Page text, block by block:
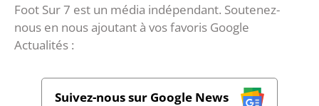
Foot Sur 7 est un média indépendant. Soutenez-
nous en nous ajoutant à vos favoris Google
Actualités :
Suivez-nous sur Google News